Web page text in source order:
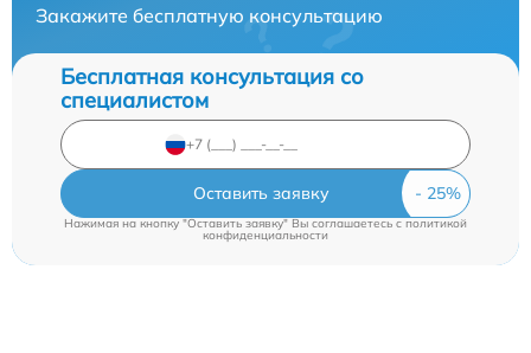
Закажите бесплатную консультацию
Бесплатная консультация со
специалистом
Оставить заявку
Нажимая на кнопку "Оставить заявку" Вы соглашаетесь cполитикой
конфиденциальности